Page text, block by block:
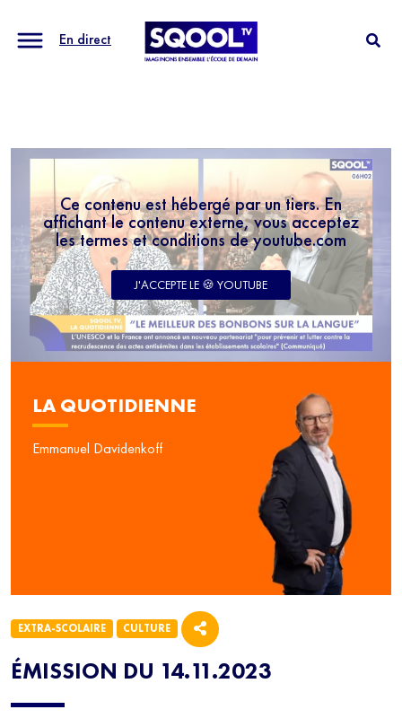
En direct
Ce contenu est hébergé par un tiers. En
affichant le contenu externe, vous acceptez
les termes et conditions de youtube.com
J'ACCEPTE LE 🍪 YOUTUBE
ÉMISSION DU 14.11.2023
EXTRA-SCOLAIRE CULTURE
LA QUOTIDIENNE
Emmanuel Davidenkoff